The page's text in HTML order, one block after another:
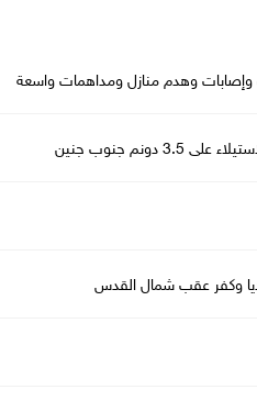
وإصابات وهدم منازل ومداهمات واسعة